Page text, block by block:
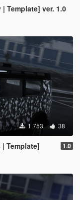
Template] ver. 1.0
1.753 38
Template] 1.0